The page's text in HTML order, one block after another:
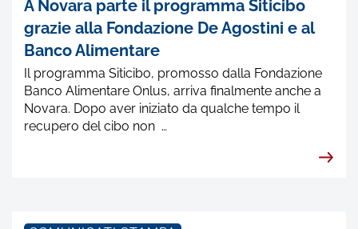
A Novara parte il programma Siticibo
grazie alla Fondazione De Agostini e al
Banco Alimentare
Il programma Siticibo, promosso dalla Fondazione
Banco Alimentare Onlus, arriva finalmente anche a
Novara. Dopo aver iniziato da qualche tempo il
recupero del cibo non …